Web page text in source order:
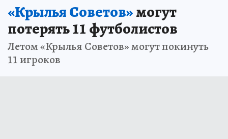
«Крылья Советов»могут
потерять 11 футболистов
Летом «Крылья Советов» могут покинуть
11 игроков